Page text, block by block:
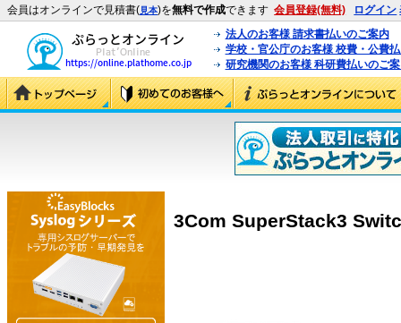
会員はオンラインで見積書(見本)を無料で作成できます 会員登録(無料) ログイン
法人のお客様 請求書払いのご案内
学校・官公庁のお客様 校費・公費
研究機関のお客様 科研費払いのご
3Com SuperStack3